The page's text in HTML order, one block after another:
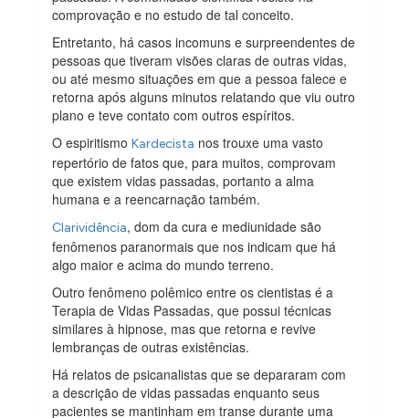
comprovação e no estudo de tal conceito.
Entretanto, há casos incomuns e surpreendentes de
pessoas que tiveram visões claras de outras vidas,
ou até mesmo situações em que a pessoa falece e
retorna após alguns minutos relatando que viu outro
plano e teve contato com outros espíritos.
O espiritismoKardecista nos trouxe uma vasto
repertório de fatos que, para muitos, comprovam
que existem vidas passadas, portanto a alma
humana e a reencarnação também.
Clarividência, dom da cura e mediunidade são
fenômenos paranormais que nos indicam que há
algo maior e acima do mundo terreno.
Outro fenômeno polêmico entre os cientistas é a
Terapia de Vidas Passadas, que possui técnicas
similares à hipnose, mas que retorna e revive
lembranças de outras existências.
Há relatos de psicanalistas que se depararam com
a descrição de vidas passadas enquanto seus
pacientes se mantinham em transe durante uma